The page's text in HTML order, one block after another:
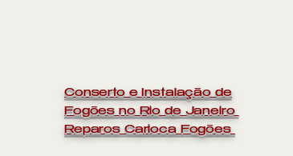
Conserto e Instalação de
Fogões no Rio de Janeiro
Reparos Carioca Fogões